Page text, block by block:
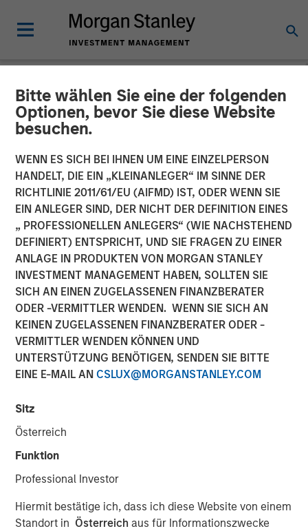
Bitte wählen Sie eine der folgenden
Optionen, bevor Sie diese Website
besuchen.
WENN ES SICH BEI IHNEN UM EINE EINZELPERSON
HANDELT, DIE EIN „KLEINANLEGER“ IM SINNE DER
RICHTLINIE 2011/61/EU (AIFMD) IST, ODER WENN SIE
EIN ANLEGER SIND, DER NICHT DER DEFINITION EINES
„ PROFESSIONELLEN ANLEGERS“ (WIE NACHSTEHEND
DEFINIERT) ENTSPRICHT, UND SIE FRAGEN ZU EINER
ANLAGE IN PRODUKTEN VON MORGAN STANLEY
INVESTMENT MANAGEMENT HABEN, SOLLTEN SIE
SICH AN EINEN ZUGELASSENEN FINANZBERATER
ODER -VERMITTLER WENDEN. WENN SIE SICH AN
KEINEN ZUGELASSENEN FINANZBERATER ODER -
VERMITTLER WENDEN KÖNNEN UND
UNTERSTÜTZUNG BENÖTIGEN, SENDEN SIE BITTE
EINE E-MAIL AN CSLUX@MORGANSTANLEY.COM
Sitz
Österreich
Funktion
Professional Investor
Hiermit bestätige ich, dass ich diese Website von einem
Standort in Österreich aus für Informationszwecke
NEWSROOM
Morgan Stanley Real Estate
Investing Acquires LAX
Last-mile Delivery Facility
for $211 Million
15 DEZEMBER 2025
NEW YORK — December 15, 2025
Morgan Stanley Investment Management, through
Estate Investing (MSREI), announced today the acquisition
of a last-mile delivery distribution facility adjacent to Los
leased to a major multinational e-commerce retailer. The
$211 million acquisition includes a newly developed Class
(IOS) parking site on 19 acres of land.